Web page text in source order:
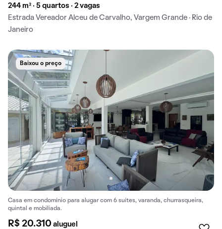
244 m² · 5 quartos · 2 vagas
Estrada Vereador Alceu de Carvalho, Vargem Grande · Rio de
Janeiro
Baixou o preço
Casa em condomínio para alugar com 6 suítes, varanda, churrasqueira,
quintal e mobiliada.
R$ 20.310aluguel